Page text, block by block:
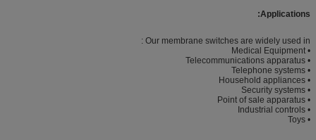
Applications:
Our membrane switches are widely used in :
• Medical Equipment
• Telecommunications apparatus
• Telephone systems
• Household appliances
• Security systems
• Point of sale apparatus
• Industrial controls
• Toys